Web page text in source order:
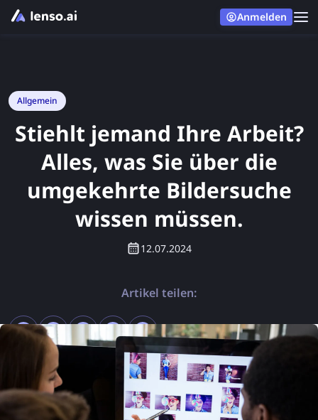
Anmelden
Allgemein
Stiehlt jemand Ihre Arbeit?
Alles, was Sie über die
umgekehrte Bildersuche
wissen müssen.
12.07.2024
Artikel teilen: